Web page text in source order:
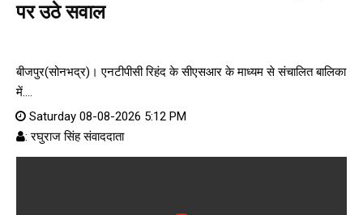
पर उठे सवाल
बीजपुर(सोनभद्र)। एनटीपीसी रिहंद के सीएसआर के माध्यम से संचालित बालिका
में....
Saturday 08-08-2026 5:12 PM
: रघुराज सिंह संवाददाता